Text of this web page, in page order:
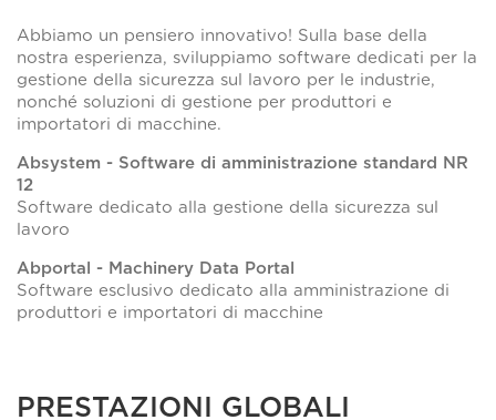
Abbiamo un pensiero innovativo! Sulla base della
nostra esperienza, sviluppiamo software dedicati per la
gestione della sicurezza sul lavoro per le industrie,
nonché soluzioni di gestione per produttori e
importatori di macchine.
Absystem - Software di amministrazione standard NR
12
Software dedicato alla gestione della sicurezza sul
lavoro
Abportal - Machinery Data Portal
Software esclusivo dedicato alla amministrazione di
produttori e importatori di macchine
PRESTAZIONI GLOBALI